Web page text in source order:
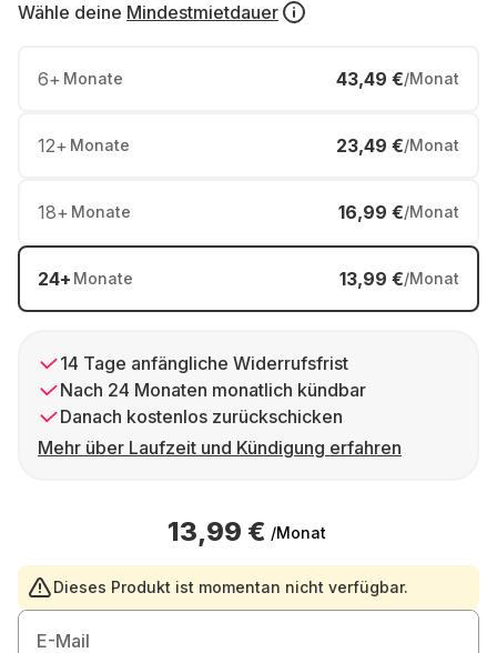
Wähle deine Mindestmietdauer
6+ Monate 43,49 €/Monat
12+ Monate 23,49 €/Monat
18+ Monate 16,99 €/Monat
24+ Monate 13,99 €/Monat
14 Tage anfängliche Widerrufsfrist
Nach 24 Monaten monatlich kündbar
Danach kostenlos zurückschicken
Mehr über Laufzeit und Kündigung erfahren
13,99 € /Monat
Dieses Produkt ist momentan nicht verfügbar.
E-Mail